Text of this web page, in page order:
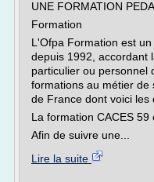
UNE FORMATION
Formation
L'Ofpa Formation est
depuis 1992, accordant
particulier ou personnel
formations au métier de
de France dont voici les
La formation CACES 59
Afin de suivre une...
Lire la suite